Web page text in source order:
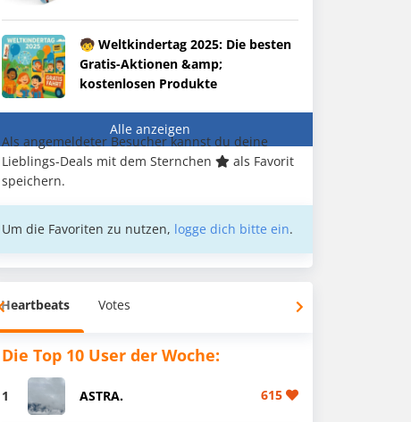
🧒 Weltkindertag 2025: Die besten
Gratis-Aktionen &amp;
kostenlosen Produkte
Alle anzeigen
Als angemeldeter Besucher kannst du deine
Lieblings-Deals mit dem Sternchen
als Favorit
speichern.
Um die Favoriten zu nutzen, logge dich bitte ein.
Heartbeats Votes
Die Top 10 User der Woche:
1 ASTRA. 615